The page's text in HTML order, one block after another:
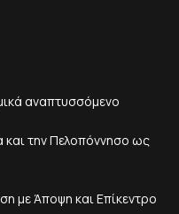
αναπτυσσόμενο
και την Πελοπόννησο ως
με Άποψη και Επίκεντρο